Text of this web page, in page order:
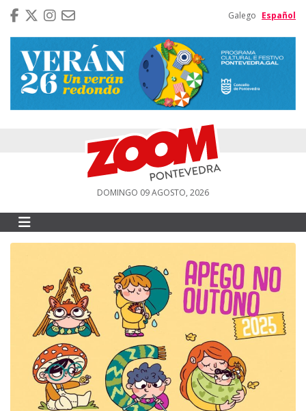
Galego Español
DOMINGO 09 AGOSTO, 2026